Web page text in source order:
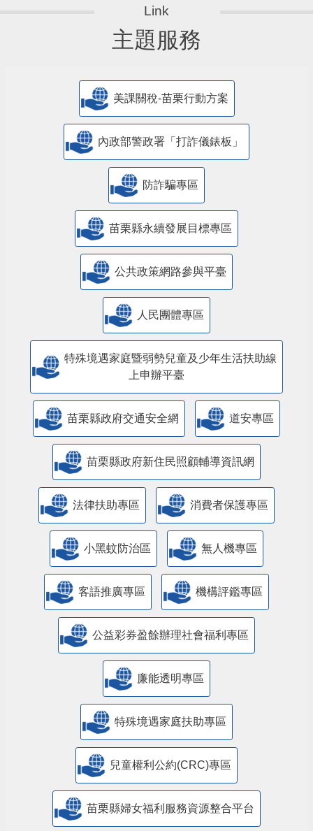
主題服務
美課關稅-苗栗行動方案
內政部警政署「打詐儀錶板」
防詐騙專區
苗栗縣永續發展目標專區
公共政策網路參與平臺
人民團體專區
特殊境遇家庭暨弱勢兒童及少年生活扶助線
上申辦平臺
苗栗縣政府交通安全網 道安專區
苗栗縣政府新住民照顧輔導資訊網
法律扶助專區 消費者保護專區
小黑蚊防治區 無人機專區
客語推廣專區 機構評鑑專區
公益彩券盈餘辦理社會福利專區
廉能透明專區
特殊境遇家庭扶助專區
兒童權利公約(CRC)專區
苗栗縣婦女福利服務資源整合平台